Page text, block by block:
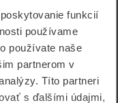
funkcií
používame
používate naše
partnerom v
Títo partneri
s ďalšími údajmi,
DLS 5
HD kamera,
40 m